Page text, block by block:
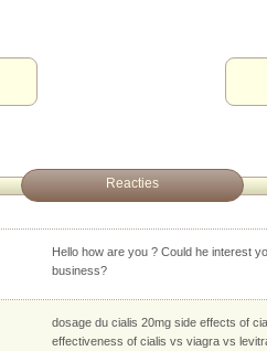
Reacties
Hello how are you ? Could he interest
business?
dosage du cialis 20mg side effects of
effectiveness of cialis vs viagra vs